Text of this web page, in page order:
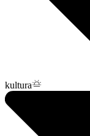
kultura